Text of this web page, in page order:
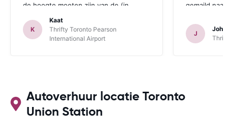
de hoogte moeten zijn van de (in
een GPS bij een kleine auto onmogelijk
is. Dan heeft de klant tenminste de
mogelijkheid om nog een andere keuze
K
Kaat
Thrifty Toronto Pearson
International Airport
gemaild
Deze
Thrifte als
op een
J
Autoverhuur locatie Toronto
Union Station